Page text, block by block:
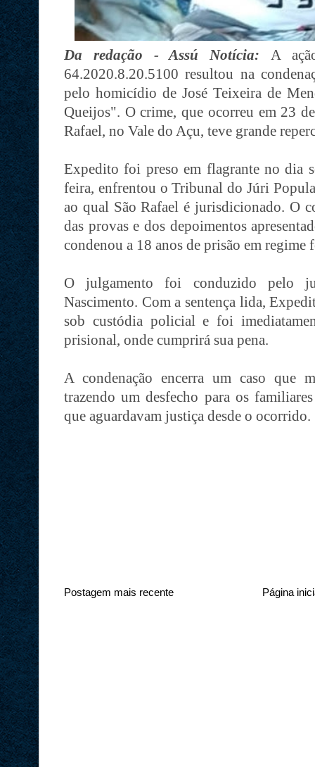
Da redação - Assú Notícia: A
64.2020.8.20.5100 resultou na
pelo homicídio de José Teixeira de
Queijos". O crime, que ocorreu em 23
Rafael, no Vale do Açu, teve grande
Expedito foi preso em flagrante no dia
feira, enfrentou o Tribunal do Júri
ao qual São Rafael é jurisdicionado. O
das provas e dos depoimentos
condenou a 18 anos de prisão em regime
O julgamento foi conduzido pelo
Nascimento. Com a sentença lida,
sob custódia policial e foi
prisional, onde cumprirá sua pena.
A condenação encerra um caso que
trazendo um desfecho para os
que aguardavam justiça desde o ocorrido.
Postagem mais recente Página